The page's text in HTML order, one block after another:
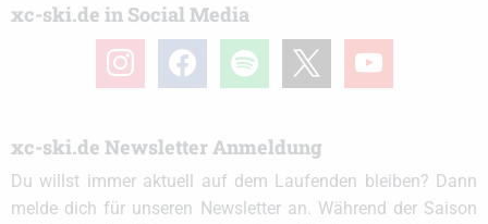
xc-ski.de in Social Media
instagramfacebook spotify youtube
xc-ski.de Newsletter Anmeldung
Du willst immer aktuell auf dem Laufenden bleiben? Dann
melde dich für unseren Newsletter an. Während der Saison